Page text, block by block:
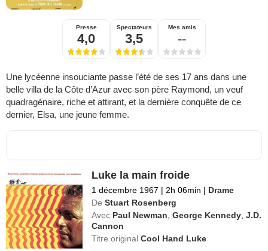
Presse
4,0
Spectateurs
3,5
Mes amis
--
Une lycéenne insouciante passe l’été de ses 17 ans dans une
belle villa de la Côte d’Azur avec son père Raymond, un veuf
quadragénaire, riche et attirant, et la dernière conquête de ce
dernier, Elsa, une jeune femme.
Luke la main froide
1 décembre 1967 | 2h 06min | Drame
De Stuart Rosenberg
Avec Paul Newman ,George Kennedy ,J.D.
Cannon
Titre originalCool Hand Luke